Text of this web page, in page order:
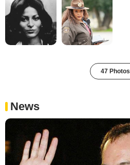
47 Photos
News